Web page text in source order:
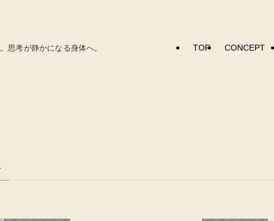
思考が静かになる身体へ。 TOP CONCEPT